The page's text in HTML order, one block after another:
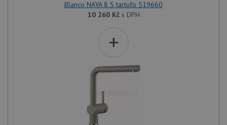
Blanco NAYA 8 S tartufo 519660
10 260 Kčs DPH
+